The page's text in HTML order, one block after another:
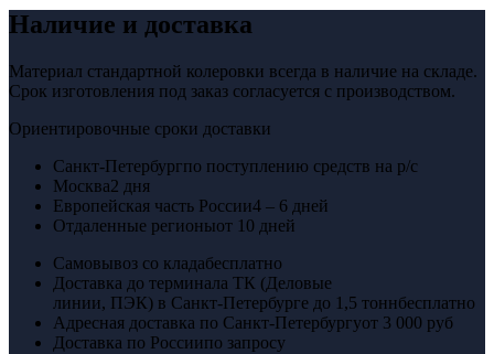
Наличие и доставка
Материал стандартной колеровки всегда в наличие на складе.
Срок изготовления под заказ согласуется с производством.
Ориентировочные сроки доставки
Санкт-Петербургпо поступлению средств на р/с
Москва2 дня
Европейская часть России4 – 6 дней
Отдаленные регионыот 10 дней
Самовывоз со кладабесплатно
Доставка до терминала ТК (Деловые
линии, ПЭК) в Санкт-Петербурге до 1,5 тоннбесплатно
Адресная доставка по Санкт-Петербургуот 3 000 руб
Доставка по Россиипо запросу